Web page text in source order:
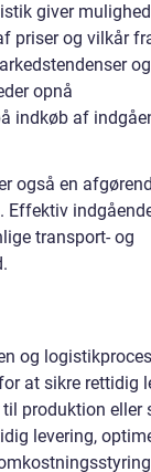
giver
priser og vilkår
opnå
indkøb af
også en
Effektiv
transport- og
og
at sikre rettidig
produktion eller
levering,